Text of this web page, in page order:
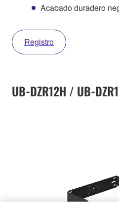
Acabado duradero
Registro
UB-DZR12H / UB-